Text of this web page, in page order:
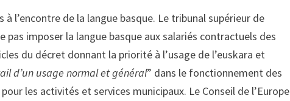
l’encontre de la langue basque. Le tribunal supérieur de
imposer la langue basque aux salariés contractuels des
du décret donnant la priorité à l’usage de l’euskara et
d’un usage normal et général” dans le fonctionnement des
les activités et services municipaux. Le Conseil de l’Europe